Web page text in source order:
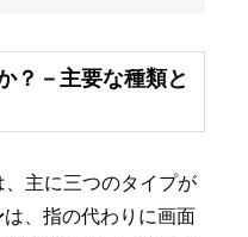
？－主要な種類と
主に三つのタイプが
は、指の代わりに画面